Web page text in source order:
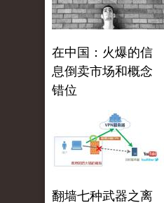
在中国：火爆的信
息倒卖市场和概念
错位
翻墙七种武器之离